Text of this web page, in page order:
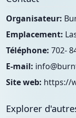
Organisateur:
Emplacement:
Téléphone: 702-
E-mail:
Site web: https://
Explorer